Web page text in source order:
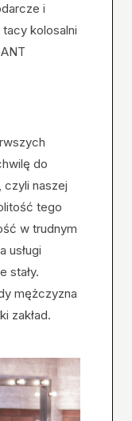
i
kolosalni
do
czyli naszej
tego
w trudnym
usługi
stały.
mężczyzna
zakład.